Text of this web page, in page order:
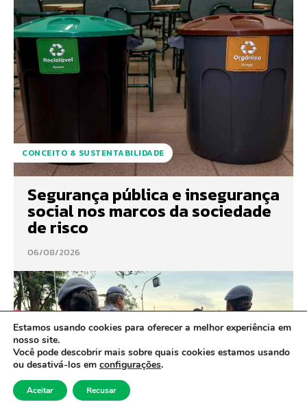
CONCEITO & SUSTENTABILIDADE
Segurança pública e insegurança
social nos marcos da sociedade
de risco
06/08/2026
Estamos usando cookies para oferecer a melhor experiência em
nosso site.
Você pode descobrir mais sobre quais cookies estamos usando
ou desativá-los em configurações.
Aceitar Recusar